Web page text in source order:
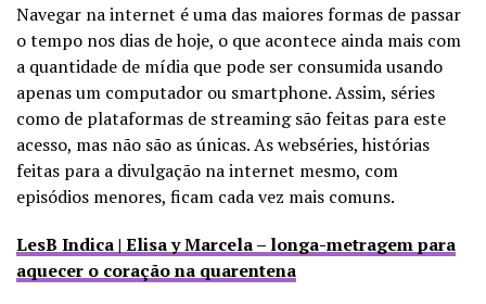
Navegar na internet é uma das maiores formas de passar
o tempo nos dias de hoje, o que acontece ainda mais com
a quantidade de mídia que pode ser consumida usando
apenas um computador ou smartphone.Assim, séries
como de plataformas de streaming são feitas para este
acesso, mas não são as únicas. As webséries, histórias
feitas para a divulgação na internet mesmo, com
episódios menores, ficam cada vez mais comuns.
LesB Indica | Elisa y Marcela – longa-metragem para
aquecer o coração na quarentena